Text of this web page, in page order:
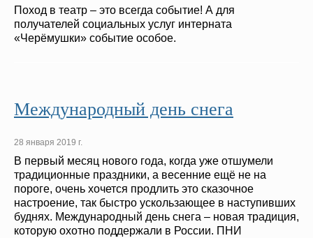
Поход в театр – это всегда событие! А для
получателей социальных услуг интерната
«Черёмушки» событие особое.
Международный день снега
28 января 2019 г.
В первый месяц нового года, когда уже отшумели
традиционные праздники, а весенние ещё не на
пороге, очень хочется продлить это сказочное
настроение, так быстро ускользающее в наступивших
буднях. Международный день снега – новая традиция,
которую охотно поддержали в России. ПНИ